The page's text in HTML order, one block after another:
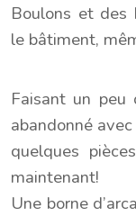
Boulons et des
le bâtiment,
Faisant un peu
abandonné
quelques
maintenant!
Une borne